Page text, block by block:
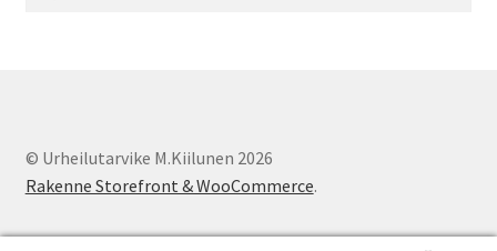
© Urheilutarvike M.Kiilunen 2026
Rakenne Storefront & WooCommerce.